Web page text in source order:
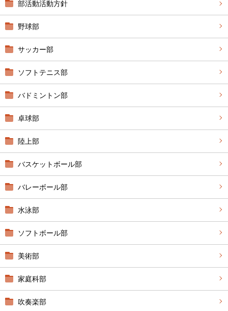
部活動活動方針
野球部
サッカー部
ソフトテニス部
バドミントン部
卓球部
陸上部
バスケットボール部
バレーボール部
水泳部
ソフトボール部
美術部
家庭科部
吹奏楽部